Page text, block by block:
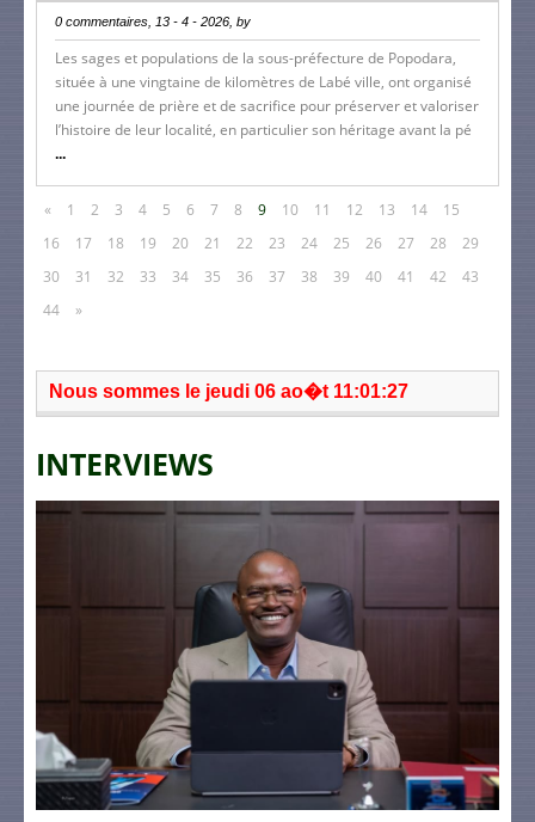
0 commentaires, 13 - 4 - 2026, by
Les sages et populations de la sous-préfecture de Popodara,
située à une vingtaine de kilomètres de Labé ville, ont organisé
une journée de prière et de sacrifice pour préserver et valoriser
l’histoire de leur localité, en particulier son héritage avant la pé
...
« 1 2 3 4 5 6 7 8 9 10 11 12 13 14
15
16
17 18 19 20 21 22 23 24 25 26 27 28
29
30
31 32 33 34 35 36 37 38 39 40 41 42
43
44
»
Nous sommes le jeudi 06 ao�t 11:01:27
INTERVIEWS